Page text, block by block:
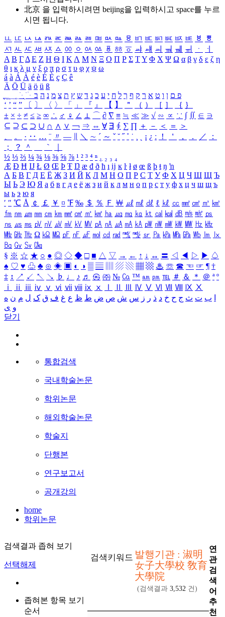
北京 을 입력하시려면 beijing을 입력하시고 space를 누르
시면 됩니다.
ㅥ ㅦ ㅧ ㅨ ㅩ ㅪ ㅫ ㅬ ㅭ ㅮ ㅯ ㅰ ㅱ ㅲ ㅳ ㅴ ㅵ ㅶ ㅷ ㅸ
ㅹ
ㅺ ㅻ ㅼ ㅽ ㅾ ㅿ ㆀ ㆁ ㆂ ㆃ ㆄ ㆅ ㆆ ㆇ ㆈ ㆉ ㆊ ㆋ ㆌ ㆍ
ㆎ
Α Β ΓΔ Ε Ζ Η Θ Ι ΚΛ Μ Ν Ξ Ο Π Ρ Σ ΤΥ Φ Χ Ψ Ω α β γ δ ε ζ η
θ ι κ λ μ ν ξ ο π ρ σ τ υ φ χ ψ ω
á à Á À é è É È ç Ç ê
Ä Ö Ü ä ö ü ß
ִֶֹ ֻּ ׁׂ פ ם ן ו ט א ר ק ף ך ל ח י ע כ ג ד ש ץ ת צ מ נ ה ב
‘ ’ “ ” 〔 〕 〈 〉 「 」 『 』 【 】 ＂ （ ） ［ ］ ｛ ｝
± × ÷ ≠ ≤ ≥ ∞ ∴ ♂ ♀ ∠ ⊥ ⌒ ∂ ∇ ≡ ≒ ≪ ≫ √ ∽ ∝ ∵ ∫ ∬ ∈ ∋
⊆ ⊇ ⊂ ⊃ ∪ ∩ ∧ ∨ ￢ ⇒ ⇔ ∀ ∃ ∮ ∑ ∏ ＋ － ＜ ＝
＞
、
。 · ‥ … ¨ 〃 ― ＼ ∼ ´ ～ ˇ ˘ ˝ ˚ ˙ ¸ ¡ ¿ ː ！ ＇ ， ． ／
：
；
？ ＾ ｀
½ ⅓ ⅔ ¼ ¾ ⅛ ⅜ ⅝ ⅞ ¹ ² ³ ⁴ ⁿ ₁ ₂ ₃ ₄
Æ Ð Ħ Ĳ Ł Ø Œ Þ Ŧ Ŋ æ đ ð ħ ı ĳ ĸ ŀ ł ø œ ß þ ŧ ŋ ŉ
А Б В Г Д Е Ё Ж З И Й К Л М Н О П Р С Т У Ф Х Ц Ч Ш Щ Ъ
Ы Ь Э Ю Я а б в г д е ё ж з и й к л м н о п р с т у ф х ц ч ш щ ъ
ы ь э ю я
′ ″ ℃ Å ￠ ￡ ￥ ¤ ℉ ‰ ＄ ％ Ｆ ￦ ㎕ ㎖ ㎗ ℓ ㎘ ㏄ ㎣ ㎤ ㎥ ㎦
㎙ ㎚ ㎛ ㎜ ㎝ ㎞ ㎟ ㎠ ㎡ ㎢ ㏊ ㎍ ㎎ ㎏ ㏏ ㎈ ㎉ ㏈ ㎧ ㎨ ㎰
㎱ ㎲ ㎳ ㎴ ㎵ ㎶ ㎷ ㎸ ㎹ ㎀ ㎁ ㎂ ㎃ ㎄ ㎺ ㎻ ㎽ ㎾ ㎿ ㎐ ㎑
㎒ ㎓ ㎔ Ω ㏀ ㏁ ㎊ ㎋ ㎌ ㏖ ㏅ ㎭ ㎮ ㎯ ㏛ ㎩ ㎪ ㎫ ㎬ ㏝ ㏐
㏓
㏃ ㏉ ㏜ ㏆
§ ※ ☆ ★ ○ ● ◎ ◇ ◆ □ ■ △ ▽ → ← ↑ ↓ ↔ 〓 ◁ ◀ ▷ ▶ ♤
♠ ♡ ♥ ♧ ♣ ⊙ ◈ ▣ ◐ ◑ ▒ ▤ ▨ ▧ ▦ ▩ ♨ ☏ ☎ ☜ ☞ ¶ †
‡ ↕ ↗ ↙ ↖ ↘ ♭ ♩ ♪ ♬ ㉿ ㈜ № ㏇ ™ ㏂ ㏘ ℡ ＃ ＆ ＊ ＠ ª º
ⅰ
ⅱ ⅲ ⅳ ⅴ ⅵ ⅶ ⅷ ⅸ ⅹ Ⅳ Ⅴ Ⅵ Ⅶ Ⅷ Ⅸ Ⅹ
ب ت ث ج ح خ د ذ ر ز س ش ص ض ط ظ ع غ ف ق ک ل م ن ه
و ی
닫기
통합검색
국내학술논문
학위논문
해외학술논문
학술지
단행본
연구보고서
공개강의
home
학위논문
검색결과 좁혀 보기
선택해제
좁혀본 항목 보기
순서
검색키워드 발행기관 : 淑明
女子大學校 敎育
大學院
(검색결과 3,532 건)
연
관
검
색
어
추
천